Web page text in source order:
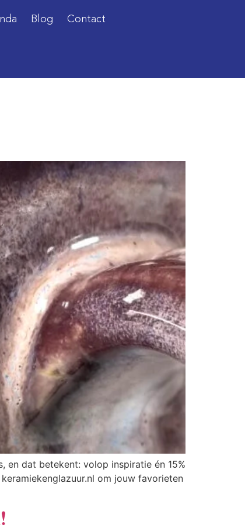
Blog Contact
en dat betekent: volop inspiratie én 15%
om jouw favorieten